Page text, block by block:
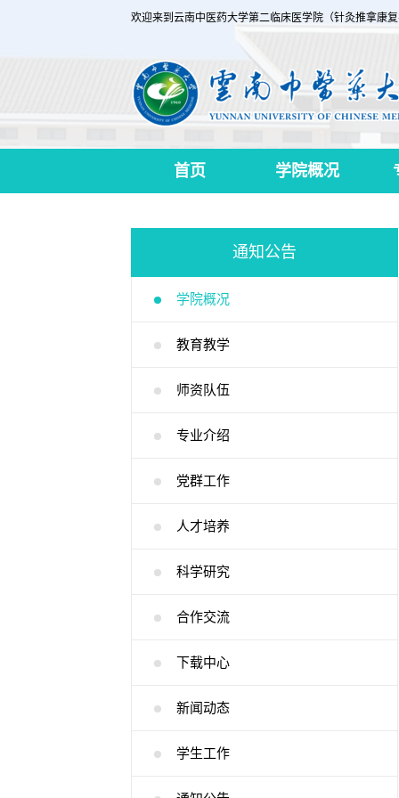
欢迎来到云南中医药大学第二临床医学院（针灸推拿康
首页 学院概况
通知公告
学院概况
教育教学
师资队伍
专业介绍
党群工作
人才培养
科学研究
合作交流
下载中心
新闻动态
学生工作